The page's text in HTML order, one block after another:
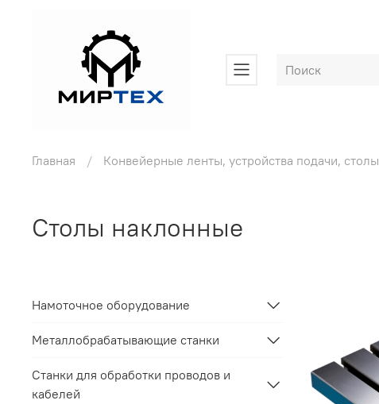
Главная Конвейерные ленты, устройства подачи, столы
Столы наклонные
Намоточное оборудование
Металлобрабатывающие станки
Станки для обработки проводов и
кабелей